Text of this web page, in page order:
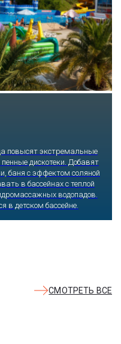
«Сочи
в сказку: встречаешь
получаешь возможность
европейского
квестах и творческих
СМОТРЕТЬ ВСЕ